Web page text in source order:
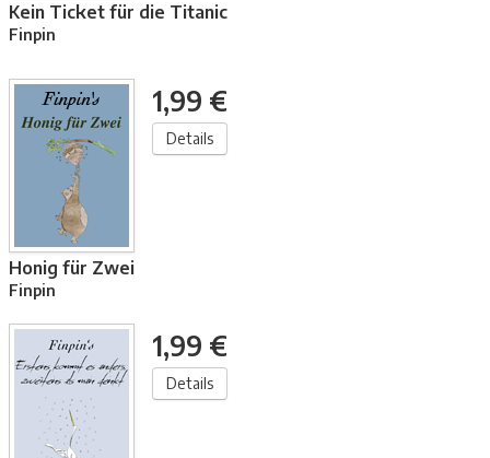
Kein Ticket für die Titanic
Finpin
1,99 €
Details
Honig für Zwei
Finpin
1,99 €
Details